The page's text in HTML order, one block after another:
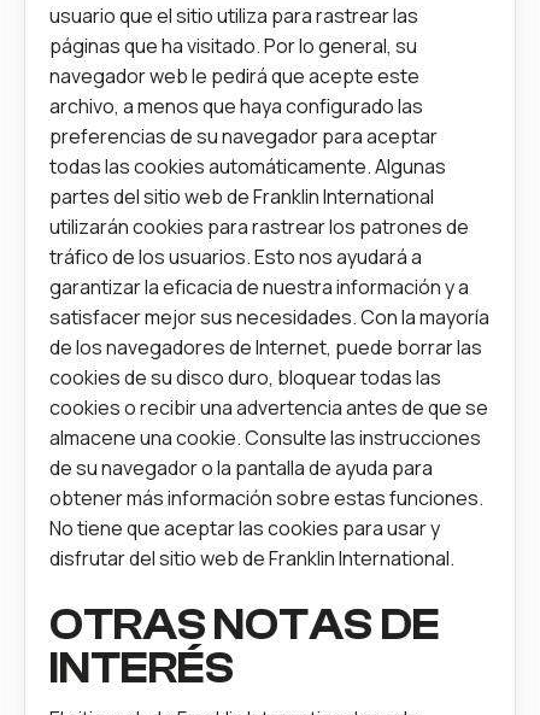
usuario que el sitio utiliza para rastrear las
páginas que ha visitado. Por lo general, su
navegador web le pedirá que acepte este
archivo, a menos que haya configurado las
preferencias de su navegador para aceptar
todas las cookies automáticamente. Algunas
partes del sitio web de Franklin International
utilizarán cookies para rastrear los patrones de
tráfico de los usuarios. Esto nos ayudará a
garantizar la eficacia de nuestra información y a
satisfacer mejor sus necesidades. Con la mayoría
de los navegadores de Internet, puede borrar las
cookies de su disco duro, bloquear todas las
cookies o recibir una advertencia antes de que se
almacene una cookie. Consulte las instrucciones
de su navegador o la pantalla de ayuda para
obtener más información sobre estas funciones.
No tiene que aceptar las cookies para usar y
disfrutar del sitio web de Franklin International.
OTRAS NOTAS DE
INTERÉS